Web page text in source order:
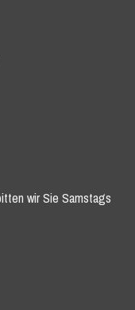
wir Sie Samstags